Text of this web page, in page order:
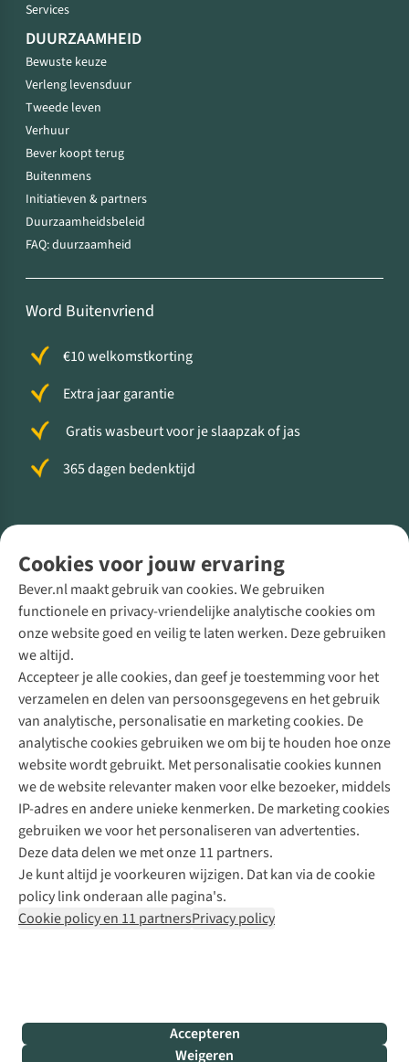
Cookies voor jouw ervaring
Bever.nl maakt gebruik van cookies. We gebruiken
functionele en privacy-vriendelijke analytische cookies om
onze website goed en veilig te laten werken. Deze gebruiken
we altijd.
Accepteer je alle cookies, dan geef je toestemming voor het
verzamelen en delen van persoonsgegevens en het gebruik
van analytische, personalisatie en marketing cookies. De
analytische cookies gebruiken we om bij te houden hoe onze
website wordt gebruikt. Met personalisatie cookies kunnen
we de website relevanter maken voor elke bezoeker, middels
IP-adres en andere unieke kenmerken. De marketing cookies
gebruiken we voor het personaliseren van advertenties.
Deze data delen we met onze 11 partners.
Je kunt altijd je voorkeuren wijzigen. Dat kan via de cookie
policy link onderaan alle pagina's.
Cookie policy en 11 partnersPrivacy policy
Accepteren
Weigeren
Services
DUURZAAMHEID
Bewuste keuze
Verleng levensduur
Tweede leven
Verhuur
Bever koopt terug
Buitenmens
Initiatieven & partners
Duurzaamheidsbeleid
FAQ: duurzaamheid
Word Buitenvriend
€10 welkomstkorting
Extra jaar garantie
Gratis wasbeurt voor je slaapzak of jas
365 dagen bedenktijd
Direct advies van een Buitenexpert
+31 (0)85 888 50 88
+31 6 12 28 49 80
Contactformulier
Bever